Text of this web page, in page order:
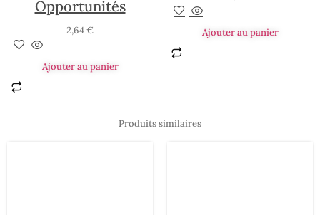
Opportunités
2,64€
Ajouter au panier
Ajouter au panier
Produits similaires